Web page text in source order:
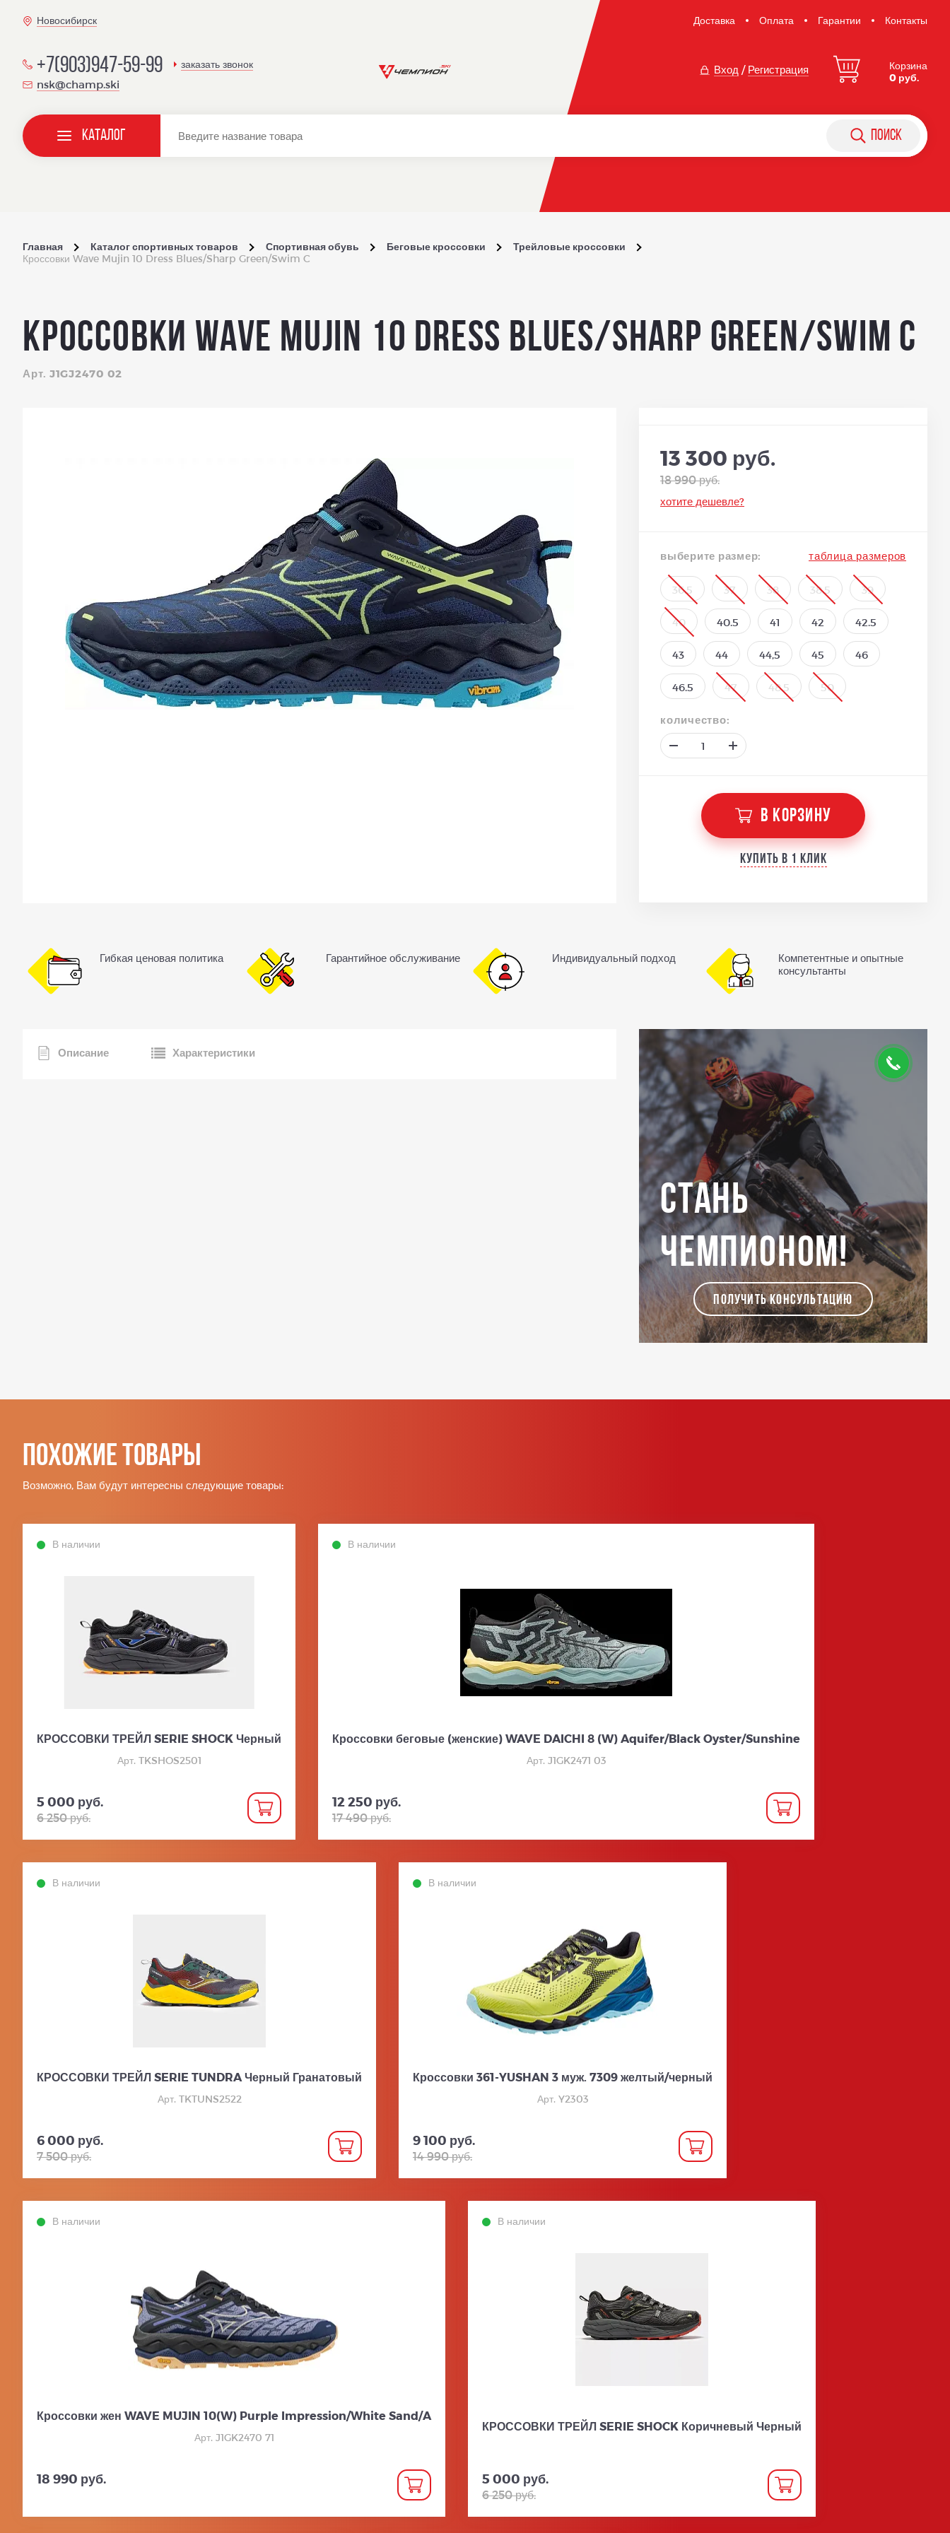
Новосибирск Доставка Оплата Гарантии Контакты
+7(903)947-59-99 заказать звонок
nsk@champ.ski
Вход / Регистрация
Корзина
0 руб.
Каталог поиск
Главная Каталог спортивных товаров Спортивная обувь Беговые кроссовки
Трейловые кроссовки
Кроссовки Wave Mujin 10 Dress Blues/Sharp Green/Swim C
Кроссовки Wave Mujin 10 Dress Blues/Sharp Green/Swim C
Арт. J1GJ2470 02
13 300 руб.
18 990 руб.
хотите дешевле?
выберите размер: таблица размеров
36.5 37 38 38.5 39
40 40.5 41 42 42.5
43 44 44,5 45 46
46.5 47 48.5 50
количество:
В КОРЗИНУ
Купить в 1 клик
Гибкая ценовая политика Гарантийное обслуживание Индивидуальный подход
Компетентные и опытные
консультанты
Описание Характеристики
Стань
чемпионом!
ПОЛУЧИТЬ КОНСУЛЬТАЦИЮ
Похожие товары
Возможно, Вам будут интересны следующие товары:
В наличии
КРОССОВКИ ТРЕЙЛ SERIE SHOCK Черный
Арт. TKSHOS2501
5 000 руб.
6 250 руб.
В наличии
Кроссовки беговые (женские) WAVE DAICHI 8 (W) Aquifer/Black Oyster/Sunshine
Арт. J1GK2471 03
12 250 руб.
17 490 руб.
В наличии
КРОССОВКИ ТРЕЙЛ SERIE TUNDRA Черный Гранатовый
Арт. TKTUNS2522
6 000 руб.
7 500 руб.
В наличии
Кроссовки 361-YUSHAN 3 муж. 7309 желтый/черный
Арт. Y2303
9 100 руб.
14 990 руб.
В наличии
Кроссовки жен WAVE MUJIN 10(W) Purple Impression/White Sand/A
Арт. J1GK2470 71
18 990 руб.
В наличии
КРОССОВКИ ТРЕЙЛ SERIE SHOCK Коричневый Черный
5 000 руб.
6 250 руб.